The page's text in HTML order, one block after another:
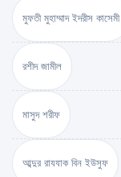
মুফতী মুহাম্মাদ ইদরীস কাসেমী
রশীদ জামীল
মাসুদ শরীফ
আব্দুর রাযযাক বিন ইউসুফ